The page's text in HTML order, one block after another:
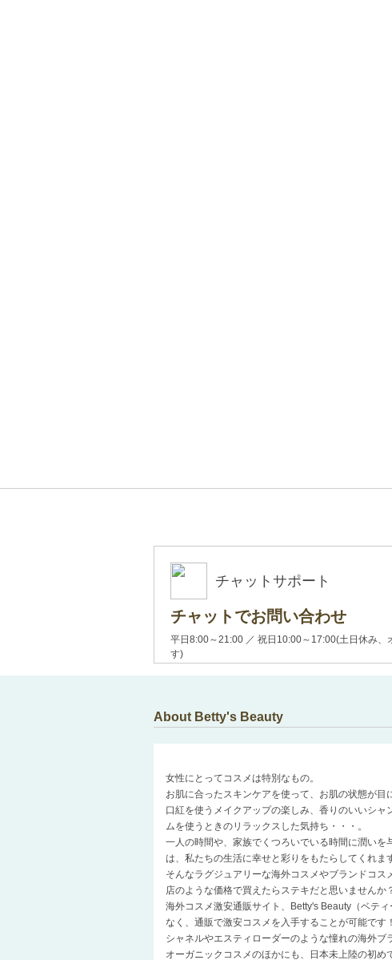
チャットサポート
チャットでお問い合わせ
平日8:00～21:00 ／ 祝日10:00～17:00(土日休み、
す)
About Betty's Beauty
女性にとってコスメは特別なもの。
お肌に合ったスキンケアを使って、お肌の状態が
口紅を使うメイクアップの楽しみ、香りのいいシ
ムを使うときのリラックスした気持ち・・・。
一人の時間や、家族でくつろいでいる時間に潤い
は、私たちの生活に幸せと彩りをもたらしてくれま
そんなラグジュアリーな海外コスメやブランドコ
店のような価格で買えたらステキだと思いませんか
海外コスメ激安通販サイト、Betty's Beauty（ベテ
なく、通販で激安コスメを入手することが可能です！
シャネルやエスティローダーのような憧れの海外
オーガニックコスメのほかにも、日本未上陸の初